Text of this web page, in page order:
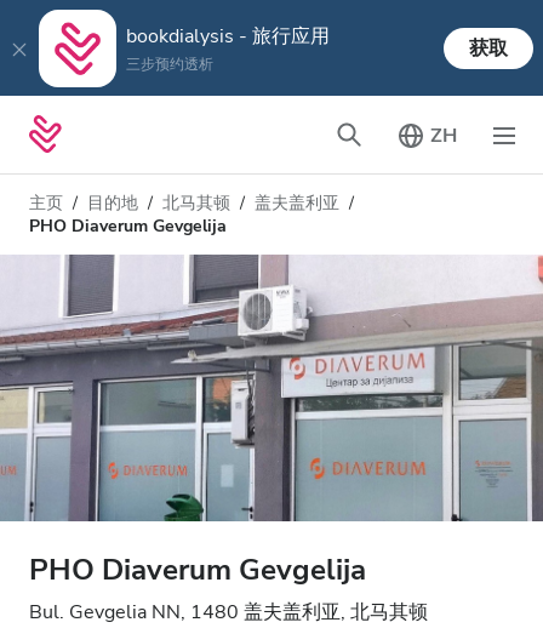
bookdialysis - 旅行应用
三步预约透析
获取
ZH
主页 目的地 北马其顿
盖夫盖利亚
PHO Diaverum Gevgelija
PHO Diaverum Gevgelija
Bul. Gevgelia NN, 1480 盖夫盖利亚, 北马其顿